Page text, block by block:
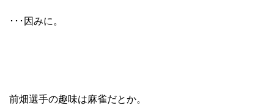
･･･因みに。
前畑選手の趣味は麻雀だとか。